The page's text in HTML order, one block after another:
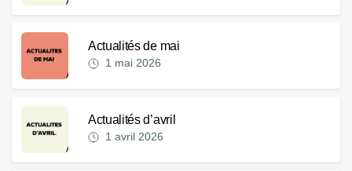
Actualités de mai
1 mai 2026
Actualités d’avril
1 avril 2026